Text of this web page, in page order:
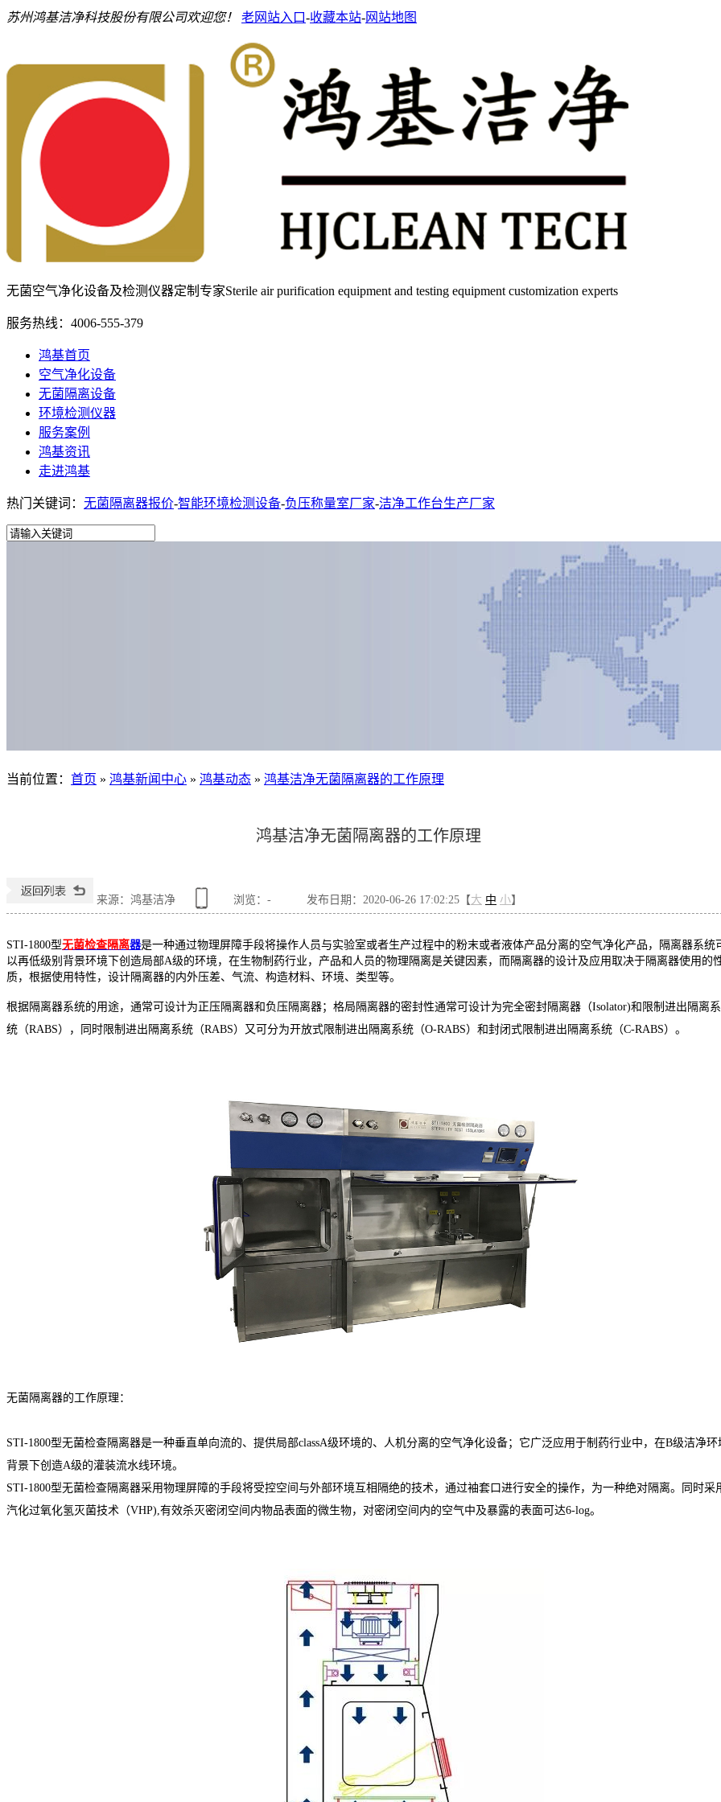
苏州鸿基洁净科技股份有限公司欢迎您！ 老网站入口-收藏本站-网站地图
无菌空气净化设备及检测仪器定制专家Sterile air purification equipment and testing equipment customization experts
服务热线： 4006-555-379
鸿基首页
空气净化设备
无菌隔离设备
环境检测仪器
服务案例
鸿基资讯
走进鸿基
热门关键词： 无菌隔离器报价-智能环境检测设备-负压称量室厂家-洁净工作台生产厂家
当前位置 ： 首页 » 鸿基新闻中心 » 鸿基动态 » 鸿基洁净无菌隔离器的工作原理
鸿基洁净无菌隔离器的工作原理
来源：鸿基洁净 浏览： - 发布日期：2020-06-26 17:02:25【大 中 小】
STI-1800型无菌检查隔离器是一种通过物理屏障手段将操作人员与实验室或者生产过程中的粉末或者液体产品分离的空气净化产品，隔离器系统
以再低级别背景环境下创造局部A级的环境，在生物制药行业，产品和人员的物理隔离是关键因素，而隔离器的设计及应用取决于隔离器使用的
质，根据使用特性，设计隔离器的内外压差、气流、构造材料、环境、类型等。
根据隔离器系统的用途，通常可设计为正压隔离器和负压隔离器；格局隔离器的密封性通常可设计为完全密封隔离器（Isolator)和限制进出隔离系
统（RABS），同时限制进出隔离系统（RABS）又可分为开放式限制进出隔离系统（O-RABS）和封闭式限制进出隔离系统（C-RABS）。
无菌隔离器的工作原理：
STI-1800型无菌检查隔离器是一种垂直单向流的、提供局部classA级环境的、人机分离的空气净化设备；它广泛应用于制药行业中，在B级洁净环
背景下创造A级的灌装流水线环境。
STI-1800型无菌检查隔离器采用物理屏障的手段将受控空间与外部环境互相隔绝的技术，通过袖套口进行安全的操作，为一种绝对隔离。同时采
汽化过氧化氢灭菌技术（VHP),有效杀灭密闭空间内物品表面的微生物，对密闭空间内的空气中及暴露的表面可达6-log。